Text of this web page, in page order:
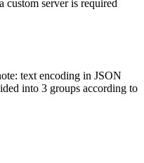
custom server is required
text encoding in JSON
into 3 groups according to